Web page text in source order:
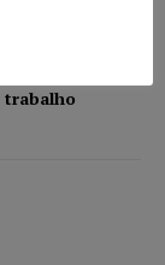
trabalho